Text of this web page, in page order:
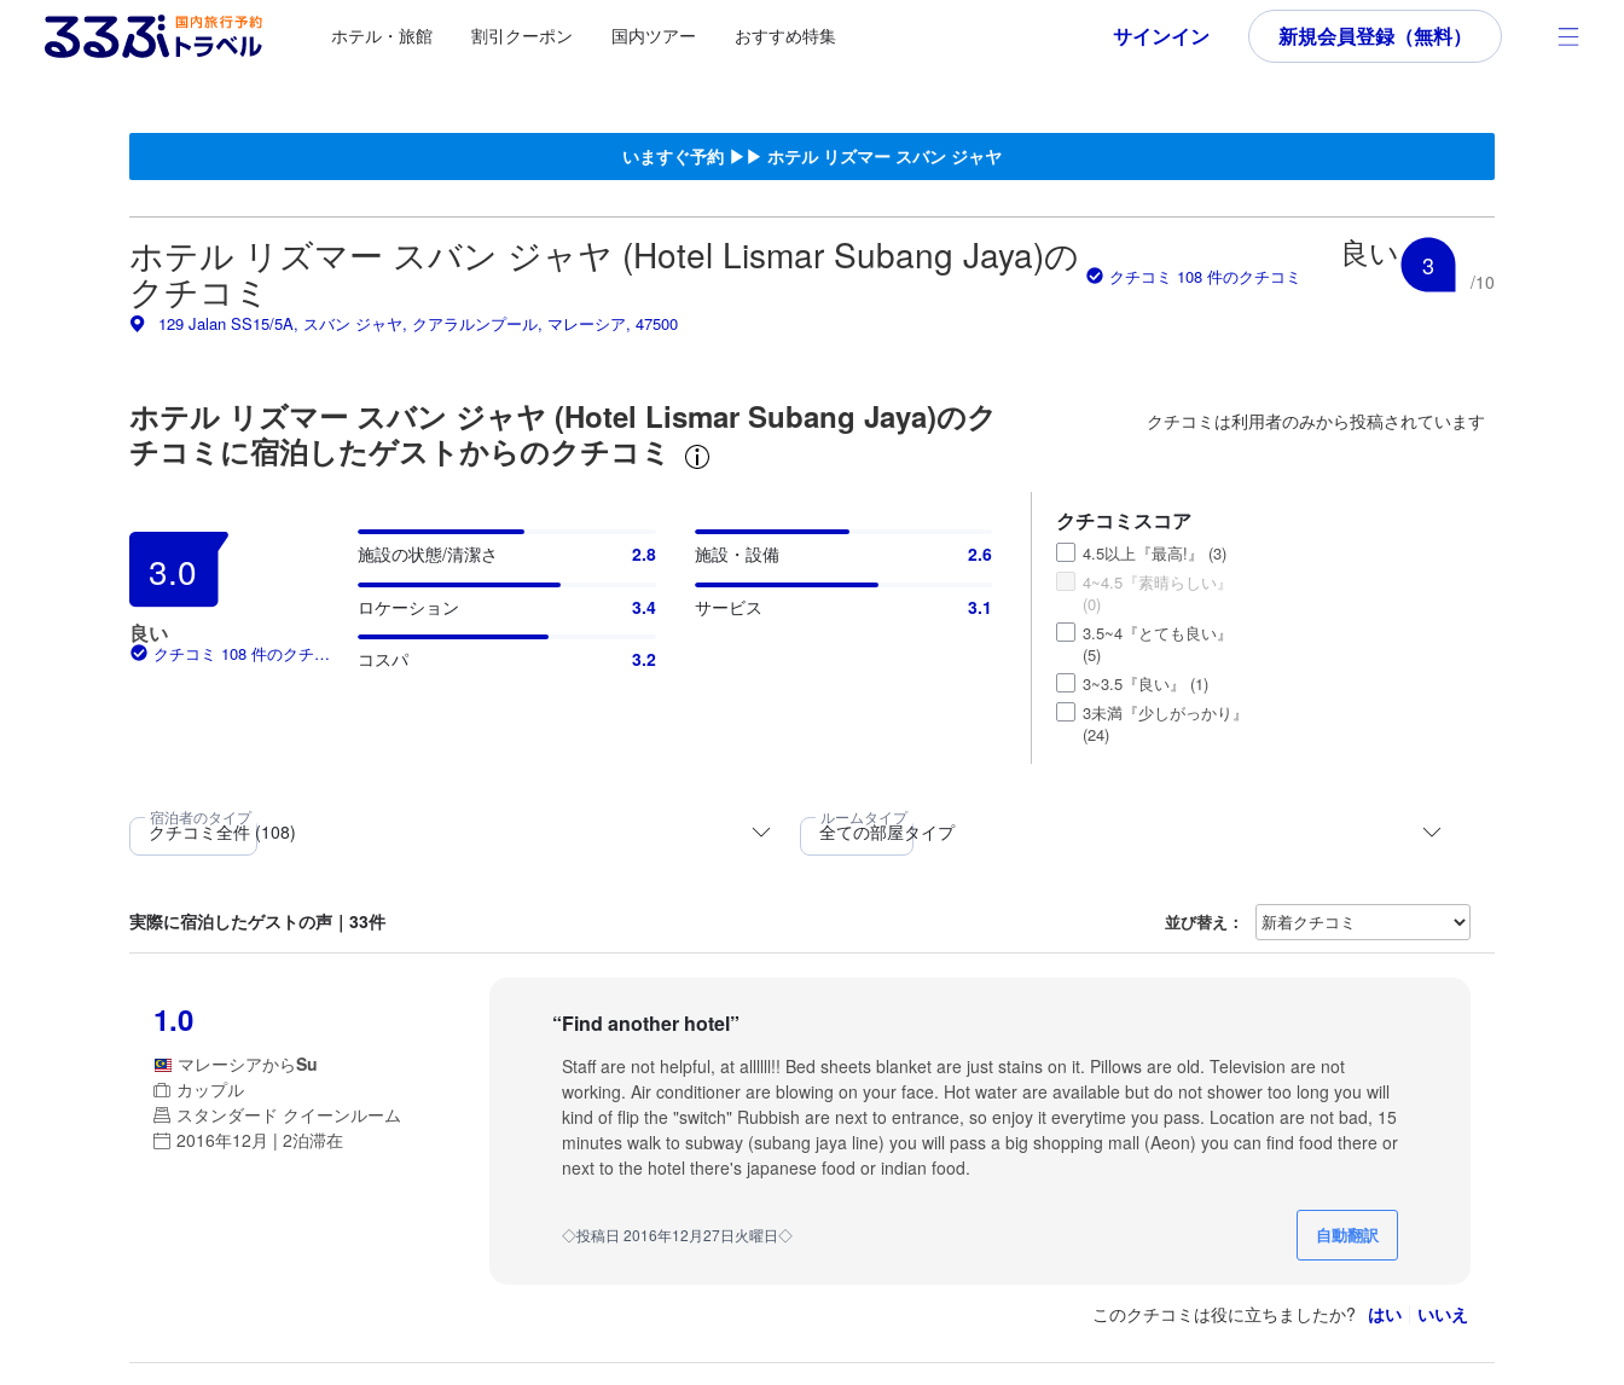
ホテル・旅館 割引クーポン 国内ツアー おすすめ特集 サインイン 新規会員登録（無料）
いますぐ予約 ▶▶ ホテル リズマー スバン ジャヤ
ホテル リズマー スバン ジャヤ (Hotel Lismar Subang Jaya)の
クチコミ
129 Jalan SS15/5A, スバン ジャヤ, クアラルンプール, マレーシア, 47500
良い
クチコミ 108 件のクチコミ 3
/10
ホテル リズマー スバン ジャヤ (Hotel Lismar Subang Jaya)のク
チコミに宿泊したゲストからのクチコミ
クチコミは利用者のみから投稿されています
3.0
良い
クチコミ 108 件のクチコ
施設の状態/清潔さ 2.8 施設・設備 2.6
ロケーション 3.4 サービス 3.1
コスパ 3.2
クチコミスコア
4.5以上『最高!』 (3)
4~4.5『素晴らしい』
(0)
3.5~4『とても良い』
(5)
3~3.5『良い』 (1)
3未満『少しがっかり』
(24)
実際に宿泊したゲストの声｜33件 並び替え：
1.0
マレーシアからSu
カップル
スタンダード クイーンルーム
2016年12月 | 2泊滞在
“Find another hotel”
Staff are not helpful, at allllll!! Bed sheets blanket are just stains on it. Pillows are old. Television are not
working. Air conditioner are blowing on your face. Hot water are available but do not shower too long you will
kind of flip the "switch" Rubbish are next to entrance, so enjoy it everytime you pass. Location are not bad, 15
minutes walk to subway (subang jaya line) you will pass a big shopping mall (Aeon) you can find food there or
next to the hotel there's japanese food or indian food.
◇投稿日 2016年12月27日火曜日◇ 自動翻訳
このクチコミは役に立ちましたか? はい いいえ